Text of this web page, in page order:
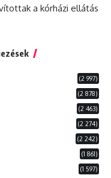
a kórházi ellátás
(2 997)
(2 878)
(2 463)
(2 274)
(2 242)
(1 861)
(1 597)